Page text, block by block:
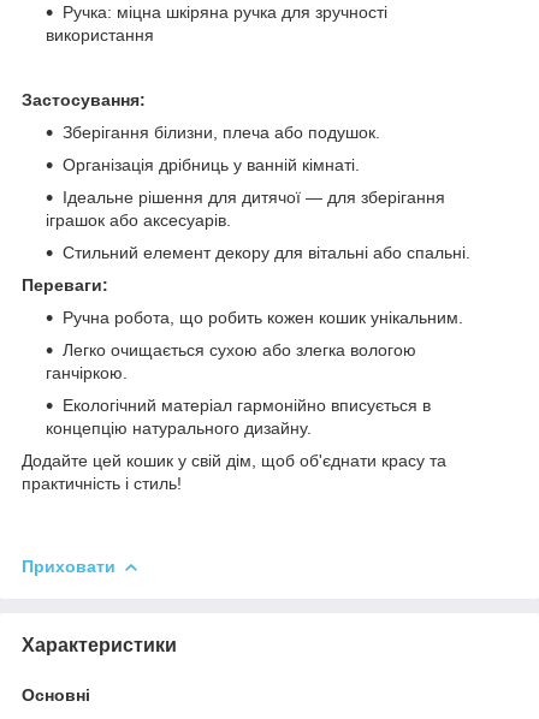
Ручка: міцна шкіряна ручка для зручності
використання
Застосування:
Зберігання білизни, плеча або подушок.
Організація дрібниць у ванній кімнаті.
Ідеальне рішення для дитячої — для зберігання
іграшок або аксесуарів.
Стильний елемент декору для вітальні або спальні.
Переваги:
Ручна робота, що робить кожен кошик унікальним.
Легко очищається сухою або злегка вологою
ганчіркою.
Екологічний матеріал гармонійно вписується в
концепцію натурального дизайну.
Додайте цей кошик у свій дім, щоб об'єднати красу та
практичність і стиль!
Приховати
Характеристики
Основні